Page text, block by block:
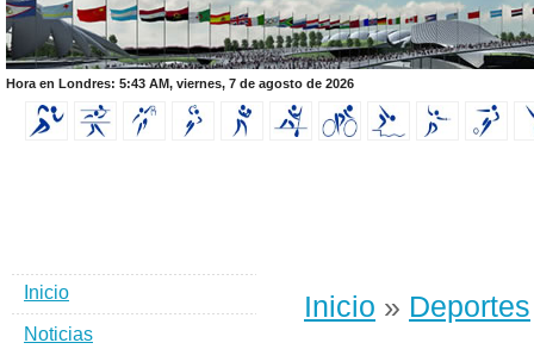
Hora en Londres: 5:43 AM, viernes, 7 de agosto de 2026
Inicio » Deportes
Inicio
Noticias